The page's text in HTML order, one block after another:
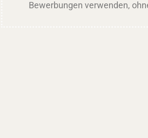
Bewerbungen verwenden,